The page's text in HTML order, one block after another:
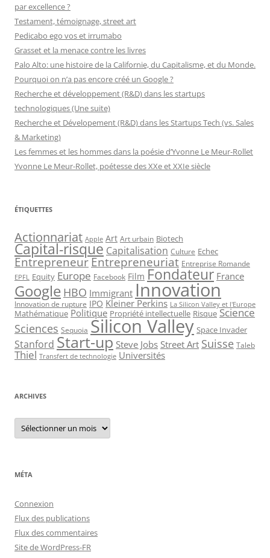
par excellence ?
Testament, témoignage, street art
Pedicabo ego vos et irrumabo
Grasset et la menace contre les livres
Palo Alto: une histoire de la Californie, du Capitalisme, et du Monde.
Pourquoi on n’a pas encore créé un Google ?
Recherche et développement (R&D) dans les startups
technologiques (Une suite)
Recherche et Dévelopement (R&D) dans les Startups Tech (vs. Sales
& Marketing)
Les femmes et les hommes dans la poésie d’Yvonne Le Meur-Rollet
Yvonne Le Meur-Rollet, poétesse des XXe et XXIe siècle
ÉTIQUETTES
Actionnariat Apple Art Art urbain Biotech
Capital-risque Capitalisation Culture Echec
EntrepreneurEntrepreneuriat Entreprise Romande
EPFL Equity Europe Facebook Film Fondateur France
Google HBO Immigrant Innovation
Innovation de rupture IPO Kleiner Perkins La Silicon Valley et l'Europe
Mathématique Politique Propriété intellectuelle Risque Science
Sciences Sequoia Silicon Valley Space Invader
Stanford Start-up Steve Jobs Street Art Suisse Taleb
Thiel Transfert de technologie Universités
ARCHIVES
Archives
MÉTA
Connexion
Flux des publications
Flux des commentaires
Site de WordPress-FR